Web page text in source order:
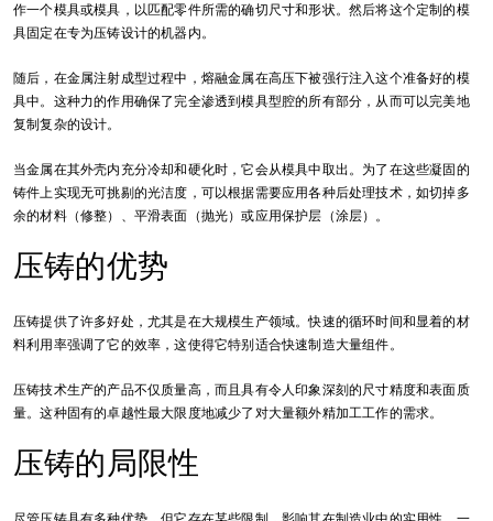
作一个模具或模具，以匹配零件所需的确切尺寸和形状。然后将这个定制的模
具固定在专为压铸设计的机器内。
随后，在金属注射成型过程中，熔融金属在高压下被强行注入这个准备好的模
具中。这种力的作用确保了完全渗透到模具型腔的所有部分，从而可以完美地
复制复杂的设计。
当金属在其外壳内充分冷却和硬化时，它会从模具中取出。为了在这些凝固的
铸件上实现无可挑剔的光洁度，可以根据需要应用各种后处理技术，如切掉多
余的材料（修整）、平滑表面（抛光）或应用保护层（涂层）。
压铸的优势
压铸提供了许多好处，尤其是在大规模生产领域。快速的循环时间和显着的材
料利用率强调了它的效率，这使得它特别适合快速制造大量组件。
压铸技术生产的产品不仅质量高，而且具有令人印象深刻的尺寸精度和表面质
量。这种固有的卓越性最大限度地减少了对大量额外精加工工作的需求。
压铸的局限性